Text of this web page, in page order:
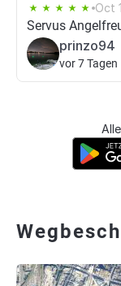
Oct
Servus
prinzo94
vor 7 Tagen